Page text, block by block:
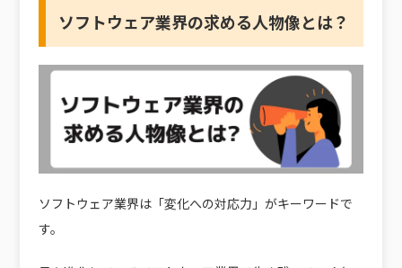
ソフトウェア業界の求める人物像とは？
ソフトウェア業界は「変化への対応力」 がキーワードで
す。